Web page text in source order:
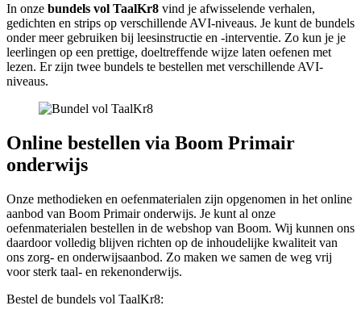
In onze bundels vol TaalKr8 vind je afwisselende verhalen,
gedichten en strips op verschillende AVI-niveaus. Je kunt de bundels
onder meer gebruiken bij leesinstructie en -interventie. Zo kun je je
leerlingen op een prettige, doeltreffende wijze laten oefenen met
lezen. Er zijn twee bundels te bestellen met verschillende AVI-
niveaus.
Online bestellen via Boom Primair
onderwijs
Onze methodieken en oefenmaterialen zijn opgenomen in het online
aanbod van Boom Primair onderwijs. Je kunt al onze
oefenmaterialen bestellen in de webshop van Boom. Wij kunnen ons
daardoor volledig blijven richten op de inhoudelijke kwaliteit van
ons zorg- en onderwijsaanbod. Zo maken we samen de weg vrij
voor sterk taal- en rekenonderwijs.
Bestel de bundels vol TaalKr8: